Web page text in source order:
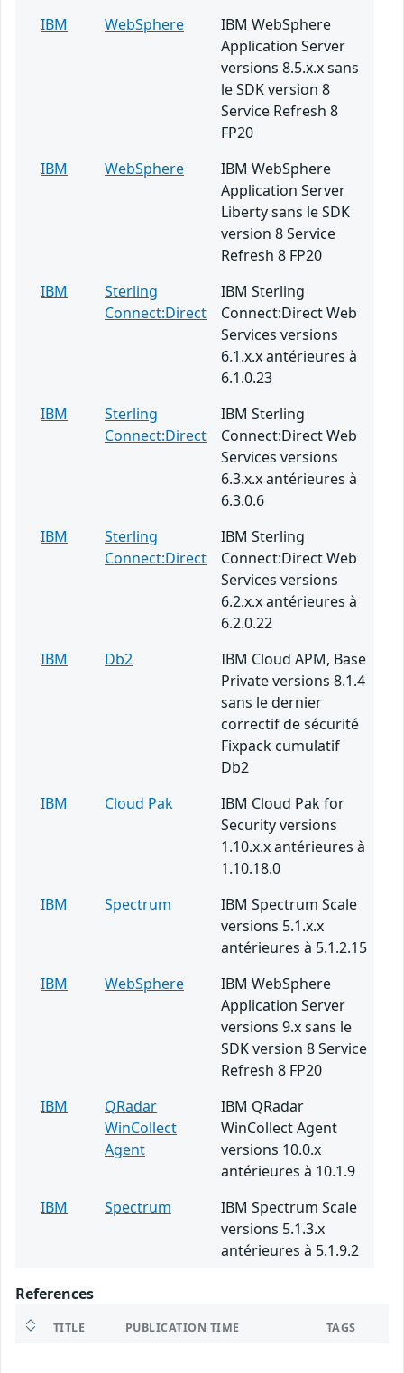
IBM
WebSphere
IBM WebSphere
Application Server
versions 8.5.x.x sans
le SDK version 8
Service Refresh 8
FP20
IBM
WebSphere
IBM WebSphere
Application Server
Liberty sans le SDK
version 8 Service
Refresh 8 FP20
IBM
Sterling
Connect:Direct
IBM Sterling
Connect:Direct Web
Services versions
6.1.x.x antérieures à
6.1.0.23
IBM
Sterling
Connect:Direct
IBM Sterling
Connect:Direct Web
Services versions
6.3.x.x antérieures à
6.3.0.6
IBM
Sterling
Connect:Direct
IBM Sterling
Connect:Direct Web
Services versions
6.2.x.x antérieures à
6.2.0.22
IBM
Db2
IBM Cloud APM, Base
Private versions 8.1.4
sans le dernier
correctif de sécurité
Fixpack cumulatif
Db2
IBM
Cloud Pak
IBM Cloud Pak for
Security versions
1.10.x.x antérieures à
1.10.18.0
IBM
Spectrum
IBM Spectrum Scale
versions 5.1.x.x
antérieures à 5.1.2.15
IBM
WebSphere
IBM WebSphere
Application Server
versions 9.x sans le
SDK version 8 Service
Refresh 8 FP20
IBM
QRadar
WinCollect
Agent
IBM QRadar
WinCollect Agent
versions 10.0.x
antérieures à 10.1.9
IBM
Spectrum
IBM Spectrum Scale
versions 5.1.3.x
antérieures à 5.1.9.2
References
TITLE PUBLICATION TIME TAGS